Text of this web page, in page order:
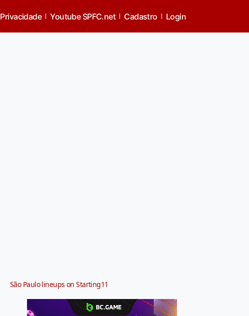
Privacidade Youtube SPFC.net Cadastro Login
São Paulo lineups on Starting11